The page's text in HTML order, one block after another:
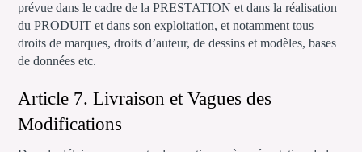
prévue dans le cadre de la PRESTATION et dans la réalisation
du PRODUIT et dans son exploitation, et notamment tous
droits de marques, droits d’auteur, de dessins et modèles, bases
de données etc.
Article 7. Livraison et Vagues des
Modifications